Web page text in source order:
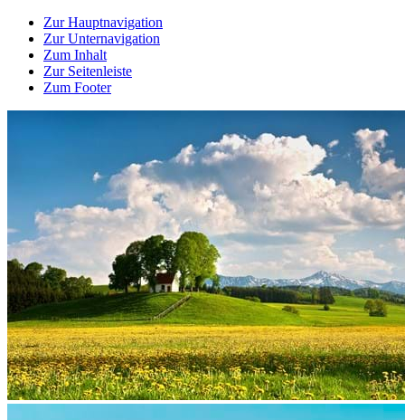
Zur Hauptnavigation
Zur Unternavigation
Zum Inhalt
Zur Seitenleiste
Zum Footer